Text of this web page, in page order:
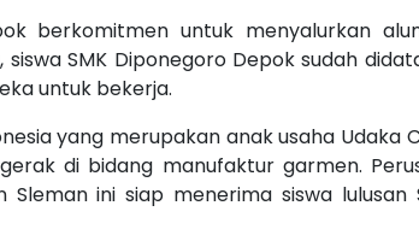
berkomitmen untuk menyalurkan
siswa SMK Diponegoro Depok sudah
untuk bekerja.
yang merupakan anak usaha Udaka
di bidang manufaktur garmen.
Sleman ini siap menerima siswa lulusan